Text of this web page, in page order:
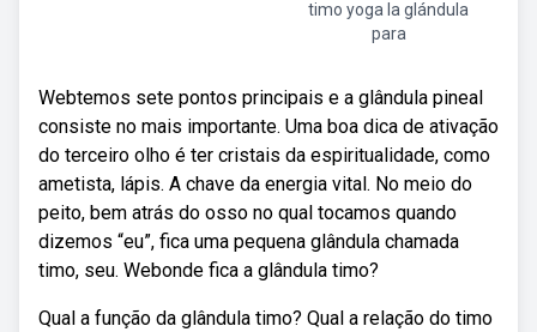
timo yoga la glándula
para
Webtemos sete pontos principais e a glândula pineal
consiste no mais importante. Uma boa dica de ativação
do terceiro olho é ter cristais da espiritualidade, como
ametista, lápis. A chave da energia vital. No meio do
peito, bem atrás do osso no qual tocamos quando
dizemos “eu”, fica uma pequena glândula chamada
timo, seu. Webonde fica a glândula timo?
Qual a função da glândula timo? Qual a relação do timo